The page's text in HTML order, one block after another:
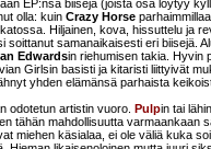
EP:nsä biisejä (joista osa löytyy
olla: kuin Crazy Horse
Hiljainen, kova, hissuttelu ja
soittanut samanaikaisesti eri biisejä.
Edwardsin riehumisen takia. Hyvin
Girlsin basisti ja kitaristi liittyivät
yhden elämänsä parhaista
odotetun artistin vuoro. Pulpin tai
tähän mahdollisuutta varmaankaan
miehen käsialaa, ei ole väliä kuka